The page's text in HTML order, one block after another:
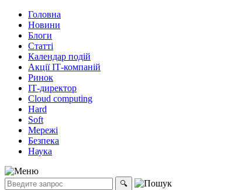
Головна
Новини
Блоги
Статті
Календар подій
Акції ІТ-компаній
Ринок
ІТ-директор
Cloud computing
Hard
Soft
Мережі
Безпека
Наука